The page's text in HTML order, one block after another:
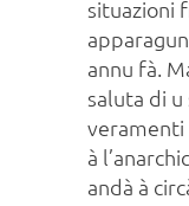
situazioni
annu fà.
saluta di
veramenti
à
andà à